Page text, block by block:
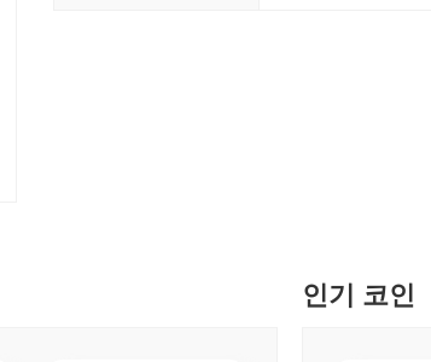
인기 코인